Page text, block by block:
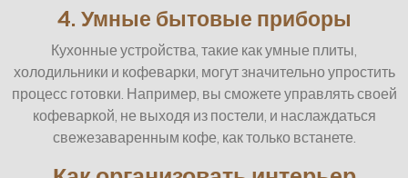
4. Умные бытовые приборы
Кухонные устройства, такие как умные плиты,
холодильники и кофеварки, могут значительно упростить
процесс готовки. Например, вы сможете управлять своей
кофеваркой, не выходя из постели, и наслаждаться
свежезаваренным кофе, как только встанете.